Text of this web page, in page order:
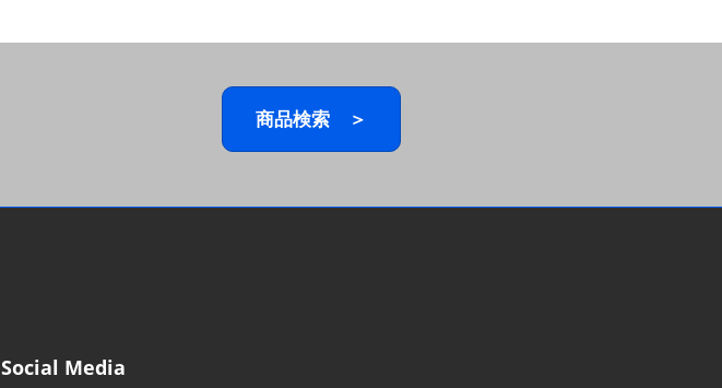
商品検索 ＞
Social Media